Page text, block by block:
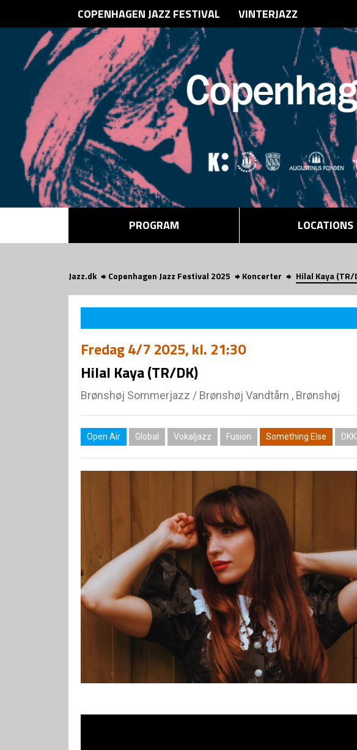
COPENHAGEN JAZZ FESTIVAL VINTERJAZZ
PROGRAM LOCATIONS
Jazz.dk Copenhagen Jazz Festival 2025 Koncerter Hilal Kaya (TR/
Fredag4/7 2025, kl. 21:30
Hilal Kaya (TR/DK)
Brønshøj Sommerjazz / Brønshøj Vandtårn , Brønshøj
Open Air Global Vokaljazz Fusion Something Else